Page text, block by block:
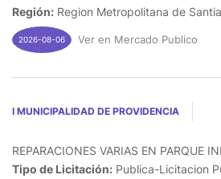
Región: Region Metropolitana de
2026-08-06 Ver en Mercado Publico
I MUNICIPALIDAD DE PROVIDENCIA
REPARACIONES VARIAS EN PARQUE
Tipo de Licitación: Publica-Licitacion